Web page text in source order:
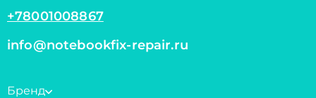
+78001008867
info@notebookfix-repair.ru
Бренд